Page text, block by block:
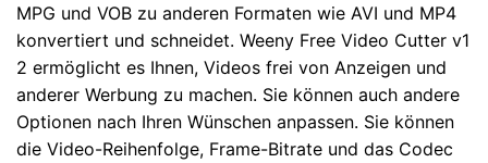
MPG und VOB zu anderen Formaten wie AVI und MP4
konvertiert und schneidet. Weeny Free Video Cutter v1
2 ermöglicht es Ihnen, Videos frei von Anzeigen und
anderer Werbung zu machen. Sie können auch andere
Optionen nach Ihren Wünschen anpassen. Sie können
die Video-Reihenfolge, Frame-Bitrate und das Codec